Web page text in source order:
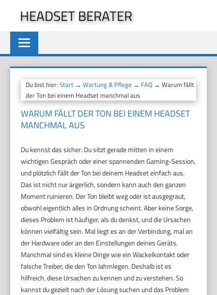
springen
HEADSET BERATER
Du bist hier:Start →Wartung & Pflege → FAQ → Warum fällt
der Ton bei einem Headset manchmal aus
WARUM FÄLLT DER TON BEI EINEM HEADSET
MANCHMAL AUS
Du kennst das sicher: Du sitzt gerade mitten in einem
wichtigen Gespräch oder einer spannenden Gaming-Session,
und plötzlich fällt der Ton bei deinem Headset einfach aus.
Das ist nicht nur ärgerlich, sondern kann auch den ganzen
Moment ruinieren. Der Ton bleibt weg oder ist ausgegraut,
obwohl eigentlich alles in Ordnung scheint. Aber keine Sorge,
dieses Problem ist häufiger, als du denkst, und die Ursachen
können vielfältig sein. Mal liegt es an der Verbindung, mal an
der Hardware oder an den Einstellungen deines Geräts.
Manchmal sind es kleine Dinge wie ein Wackelkontakt oder
falsche Treiber, die den Ton lahmlegen. Deshalb ist es
hilfreich, diese Ursachen zu kennen und zu verstehen. So
kannst du gezielt nach der Lösung suchen und das Problem